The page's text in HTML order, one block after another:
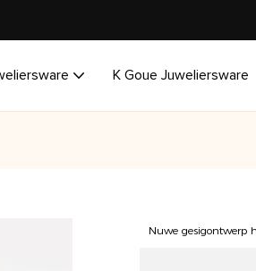
K Goue Juweliersware
Nuwe gesigontwerp